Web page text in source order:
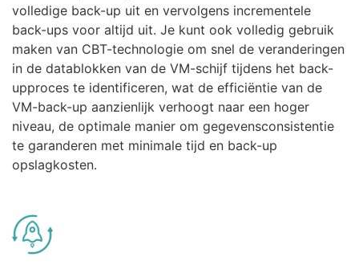
volledige back-up uit en vervolgens incrementele
back-ups voor altijd uit. Je kunt ook volledig gebruik
maken van CBT-technologie om snel de veranderingen
in de datablokken van de VM-schijf tijdens het back-
upproces te identificeren, wat de efficiëntie van de
VM-back-up aanzienlijk verhoogt naar een hoger
niveau, de optimale manier om gegevensconsistentie
te garanderen met minimale tijd en back-up
opslagkosten.